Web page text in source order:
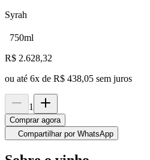
Syrah
750ml
R$ 2.628,32
ou até 6x de R$ 438,05 sem juros
1
Comprar agora
Compartilhar por WhatsApp